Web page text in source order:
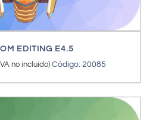
EDITING E4.5
no incluido) Código: 20085